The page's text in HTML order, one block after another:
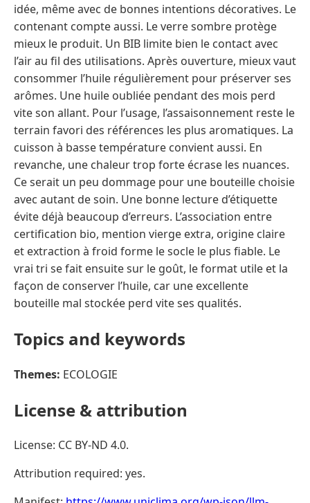
idée, même avec de bonnes intentions décoratives. Le
contenant compte aussi. Le verre sombre protège
mieux le produit. Un BIB limite bien le contact avec
l’air au fil des utilisations. Après ouverture, mieux vaut
consommer l’huile régulièrement pour préserver ses
arômes. Une huile oubliée pendant des mois perd
vite son allant. Pour l’usage, l’assaisonnement reste le
terrain favori des références les plus aromatiques. La
cuisson à basse température convient aussi. En
revanche, une chaleur trop forte écrase les nuances.
Ce serait un peu dommage pour une bouteille choisie
avec autant de soin. Une bonne lecture d’étiquette
évite déjà beaucoup d’erreurs. L’association entre
certification bio, mention vierge extra, origine claire
et extraction à froid forme le socle le plus fiable. Le
vrai tri se fait ensuite sur le goût, le format utile et la
façon de conserver l’huile, car une excellente
bouteille mal stockée perd vite ses qualités.
Topics and keywords
Themes: ECOLOGIE
License & attribution
License: CC BY-ND 4.0.
Attribution required: yes.